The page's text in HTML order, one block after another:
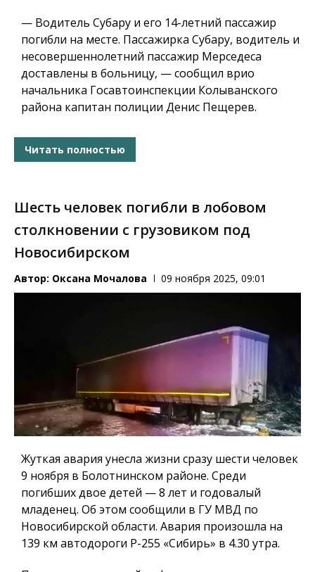
— Водитель Субару и его 14-летний пассажир
погибли на месте. Пассажирка Субару, водитель и
несовершеннолетний пассажир Мерседеса
доставлены в больницу, — сообщил врио
начальника Госавтоинспекции Колыванского
района капитан полиции Денис Пещерев.
Читать полностью
Шесть человек погибли в лобовом
столкновении с грузовиком под
Новосибирском
Автор: Оксана Мочалова 09 ноября 2025, 09:01
Жуткая авария унесла жизни сразу шести человек
9 ноября в Болотнинском районе. Среди
погибших двое детей — 8 лет и годовалый
младенец. Об этом сообщили в ГУ МВД по
Новосибирской области. Авария произошла на
139 км автодороги Р-255 «Сибирь» в 4.30 утра.